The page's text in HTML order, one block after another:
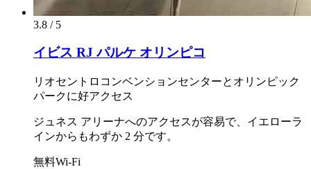
3.8 / 5
イビス RJ パルケ オリンピコ
リオセントロコンベンションセンターとオリンピック
パークに好アクセス
ジュネス アリーナへのアクセスが容易で、イエローラ
インからもわずか 2 分です。
無料Wi-Fi